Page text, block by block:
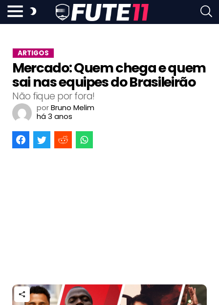
ARTIGOS
Mercado: Quem chega e quem
sai nas equipes do Brasileirão
Não fique por fora!
porBruno Melim
há 3 anos